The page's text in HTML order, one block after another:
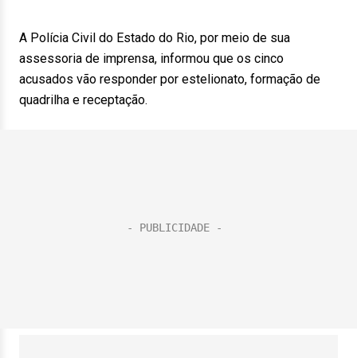
A Polícia Civil do Estado do Rio, por meio de sua
assessoria de imprensa, informou que os cinco
acusados vão responder por estelionato, formação de
quadrilha e receptação.